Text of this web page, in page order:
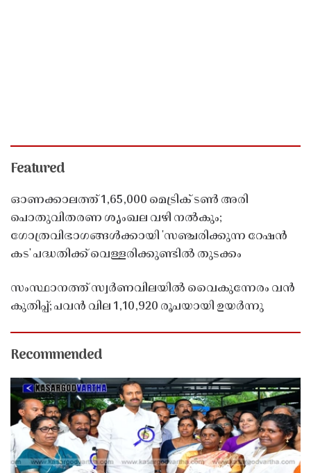
Featured
ഓണക്കാലത്ത് 1,65,000 മെട്രിക് ടൺ അരി
പൊതുവിതരണ ശൃംഖല വഴി നൽകും;
ഗോത്രവിഭാഗങ്ങൾക്കായി 'സഞ്ചരിക്കുന്ന റേഷൻ
കട' പദ്ധതിക്ക് വെള്ളരിക്കുണ്ടിൽ തുടക്കം
സംസ്ഥാനത്ത് സ്വർണവിലയിൽ വൈകുന്നേരം വൻ
കുതിപ്പ്; പവൻ വില 1,10,920 രൂപയായി ഉയർന്നു
Recommended